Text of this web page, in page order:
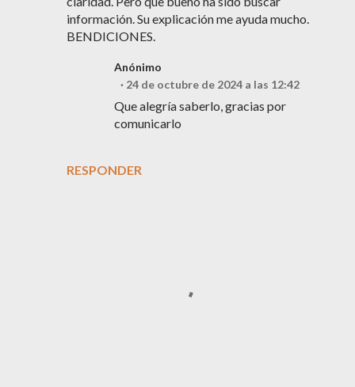
información. Su explicación me ayuda mucho.
BENDICIONES.
RESPONDER
Anónimo
24 de octubre de 2024 a las 12:42
Que alegría saberlo, gracias por
comunicarlo